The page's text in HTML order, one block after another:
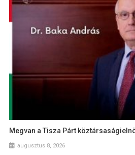
Megvan a Tisza Párt
augusztus 8, 2026